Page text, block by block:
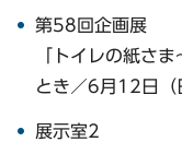
第58回企画展
「トイレの紙さ
とき／6月12日（
展示室2